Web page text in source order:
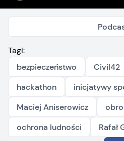
Tagi:
bezpieczeństwo
Civil42
hackathon
inicjatywy
Maciej Aniserowicz
ochrona ludności
Rafał